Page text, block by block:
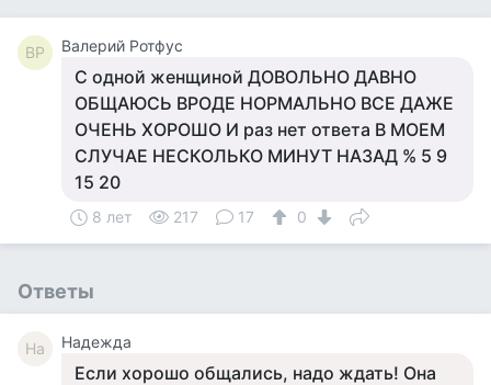
ВР Валерий Ротфус
С одной женщиной ДОВОЛЬНО ДАВНО
ОБЩАЮСЬ ВРОДЕ НОРМАЛЬНО ВСЕ ДАЖЕ
ОЧЕНЬ ХОРОШО И раз нет ответа В МОЕМ
СЛУЧАЕ НЕСКОЛЬКО МИНУТ НАЗАД % 5 9
15 20
8 лет 217 17 0
Ответы
На Надежда
Если хорошо общались, надо ждать! Она